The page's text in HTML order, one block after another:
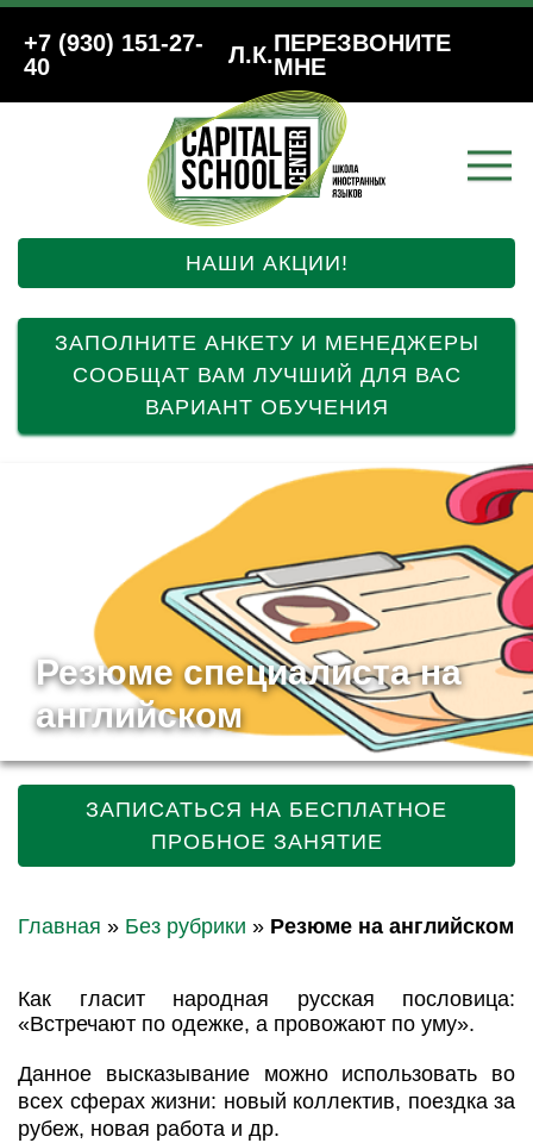
+7 (930) 151-27-
40
Л.К.ПЕРЕЗВОНИТЕ
МНЕ
НАШИ АКЦИИ!
ЗАПОЛНИТЕ АНКЕТУ И МЕНЕДЖЕРЫ
СООБЩАТ ВАМ ЛУЧШИЙ ДЛЯ ВАС
ВАРИАНТ ОБУЧЕНИЯ
Резюме специалиста на
английском
ЗАПИСАТЬСЯ НА БЕСПЛАТНОЕ
ПРОБНОЕ ЗАНЯТИЕ
Главная » Без рубрики » Резюме на английском
Как гласит народная русская пословица:
«Встречают по одежке, а провожают по уму».
Данное высказывание можно использовать во
всех сферах жизни: новый коллектив, поездка за
рубеж, новая работа и др.